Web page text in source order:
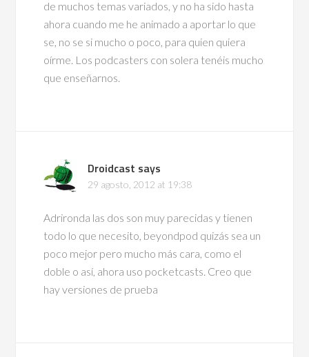
de muchos temas variados, y no ha sido hasta
ahora cuando me he animado a aportar lo que
se, no se si mucho o poco, para quien quiera
oírme. Los podcasters con solera tenéis mucho
que enseñarnos.
Droidcast says
29 agosto, 2012 at 19:38
Adrironda las dos son muy parecidas y tienen
todo lo que necesito, beyondpod quizás sea un
poco mejor pero mucho más cara, como el
doble o así, ahora uso pocketcasts. Creo que
hay versiones de prueba